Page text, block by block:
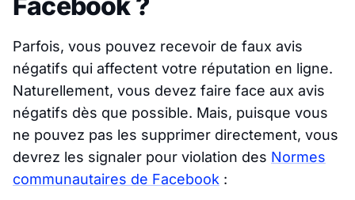
Parfois, vous pouvez recevoir de faux avis
négatifs qui affectent votre réputation en ligne.
Naturellement, vous devez faire face aux avis
négatifs dès que possible. Mais, puisque vous
ne pouvez pas les supprimer directement, vous
devrez les signaler pour violation des Normes
communautaires de Facebook :